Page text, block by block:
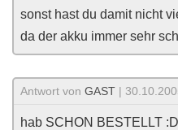
sonst hast du damit nicht
da der akku immer sehr
Antwort von GAST |
hab SCHON BESTELLT :D